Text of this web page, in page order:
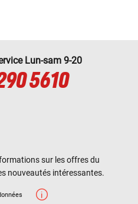
Lun-sam 9-20
5610
sur les offres du
nouveautés intéressantes.